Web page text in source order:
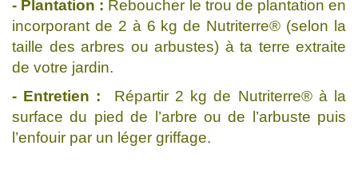
- Plantation : Reboucher le trou de plantation en
incorporant de 2 à 6 kg de Nutriterre® (selon la
taille des arbres ou arbustes) à ta terre extraite
de votre jardin.
- Entretien : Répartir 2 kg de Nutriterre® à la
surface du pied de l’arbre ou de l’arbuste puis
l’enfouir par un léger griffage.